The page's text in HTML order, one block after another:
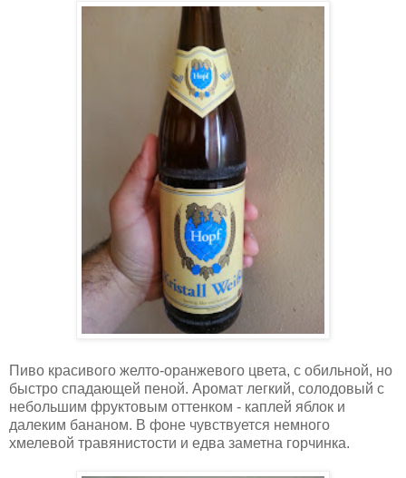
Пиво красивого желто-оранжевого цвета, с обильной, но
быстро спадающей пеной. Аромат легкий, солодовый с
небольшим фруктовым оттенком - каплей яблок и
далеким бананом. В фоне чувствуется немного
хмелевой травянистости и едва заметна горчинка.